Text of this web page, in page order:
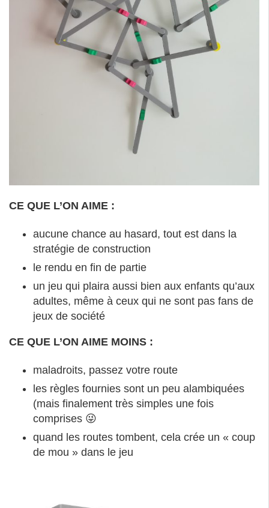
CE QUE L’ON AIME :
aucune chance au hasard, tout est dans la
stratégie de construction
le rendu en fin de partie
un jeu qui plaira aussi bien aux enfants qu’aux
adultes, même à ceux qui ne sont pas fans de
jeux de société
CE QUE L’ON AIME MOINS :
maladroits, passez votre route
les règles fournies sont un peu alambiquées
(mais finalement très simples une fois
comprises 😜
quand les routes tombent, cela crée un « coup
de mou » dans le jeu